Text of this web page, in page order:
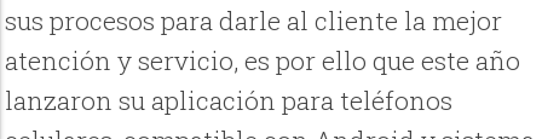
sus procesos para darle al cliente la mejor
atención y servicio, es por ello que este año
lanzaron su aplicación para teléfonos